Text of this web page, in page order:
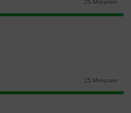
Dauer:
25 Minuten
Dauer:
25 Minuten